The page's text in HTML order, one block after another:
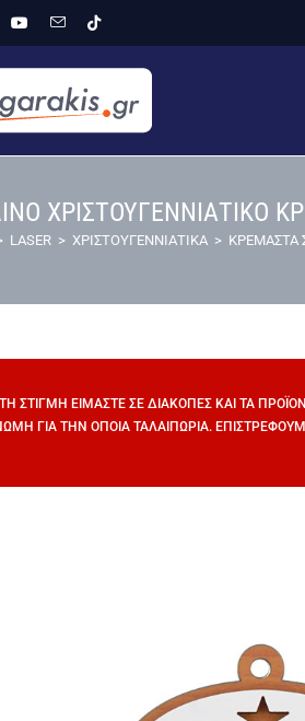
ΧΡΙΣΤΟΥΓΕΝΝΙΑΤΙΚΟ
LASER > ΧΡΙΣΤΟΥΓΕΝΝΙΑΤΙΚΑ > ΚΡΕΜΑΣΤΑ
ΣΤΙΓΜΉ ΕΊΜΑΣΤΕ ΣΕ ΔΙΑΚΟΠΈΣ ΚΑΙ ΤΑ
ΓΙΑ ΤΗΝ ΌΠΟΙΑ ΤΑΛΑΙΠΩΡΊΑ.